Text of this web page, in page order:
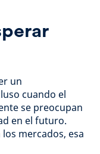
un
cuando el
se preocupan
en el futuro.
mercados, esa